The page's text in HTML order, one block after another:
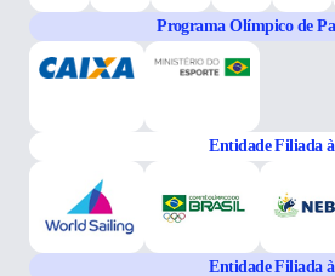
Programa Olímpico de
Entidade Filiada à
Entidade Filiada à